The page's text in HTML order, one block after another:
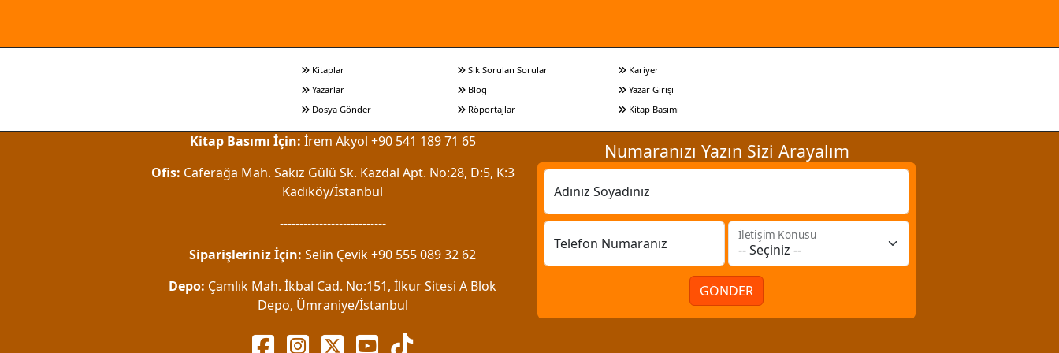
Kitaplar
Yazarlar
Dosya Gönder
Sık Sorulan Sorular
Blog
Röportajlar
Kariyer
Yazar Girişi
Kitap Basımı
Kitap Basımı İçin: İrem Akyol +90 541 189 71 65
Ofis: Caferağa Mah. Sakız Gülü Sk. Kazdal Apt. No:28, D:5, K:3
Kadıköy/İstanbul
---------------------------
Siparişleriniz İçin: Selin Çevik +90 555 089 32 62
Depo: Çamlık Mah. İkbal Cad. No:151, İlkur Sitesi A Blok
Depo, Ümraniye/İstanbul
Numaranızı Yazın Sizi Arayalım
Adınız Soyadınız
Telefon Numaranız
İletişim Konusu
GÖNDER